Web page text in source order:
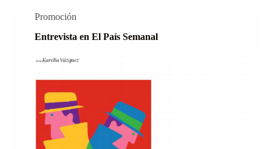
Promoción
Entrevista en El País Semanal